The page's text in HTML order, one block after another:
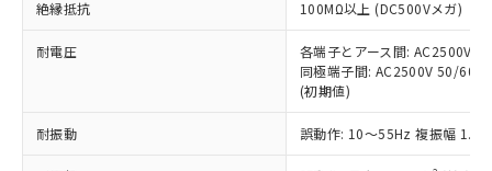
絶縁抵抗 100MΩ以上 (DC500Vメガ)
耐電圧
各端子とアース間: AC2500V
同極端子間: AC2500V 50/
(初期値)
耐振動 誤動作: 10～55Hz 複振幅
当社制御機器事業取扱商品の中には、
本サービスの対象外となる商品もある
ことをご了承ください。
在庫状況および標準価格照会結果は、
記載している更新日時点での社内デー
タに基づき作成されるものであり、閲
覧された時点での実際の在庫および標
害物質有無と関係のない商品です。
いたものが、含有品と判明した場合などや
むを得ず変更することがあります。
基準値以下であることを示します。
「×」：最大均質材料含有率が中国RoHSの
基準値を超えていることを示します。
「－」：未確認です。当社販売部門へお問
*中国RoHS10物質の基準値 (GB/T26572)：
Pb(鉛) :1000ppm、 Hg(水銀) : 1000ppm、 Cd(カドミウ
当社は、これら貴社製品のうち、外国
為替および外国貿易法に定める商品
（以下｢規制貨物等」という）を輸出
または国外への提供する場合は、日本
国政府の輸出許可(または役務取引許